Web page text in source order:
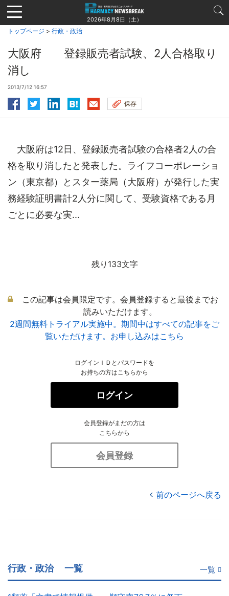
Jump
to
navigation
2026年8月8日（土）
トップページ > 行政・政治
大阪府 登録販売者試験、2人合格取り
消し
2013/7/12 16:57
保存
大阪府は12日、登録販売者試験の合格者2人の合
格を取り消したと発表した。ライフコーポレーショ
ン（東京都）とスター薬局（大阪府）が発行した実
務経験証明書計2人分に関して、受験資格である月
ごとに必要な実...
残り133文字
この記事は会員限定です。会員登録すると最後までお
読みいただけます。
2週間無料トライアル実施中。期間中はすべての記事をご
覧いただけます。お申し込みはこちら
ログインＩＤとパスワードを
お持ちの方はこちらから
ログイン
会員登録がまだの方は
こちらから
会員登録
前のページへ戻る
行政・政治 一覧 一覧